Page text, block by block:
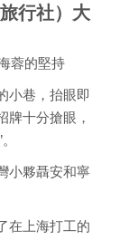
行社）大
蓉的堅持
小巷，抬眼即
牌十分搶眼，
小夥聶安和寧
在上海打工的